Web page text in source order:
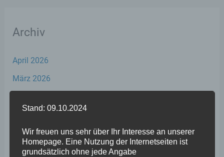
Archiv
April 2026
März 2026
Dezember 2025
November 2025
Stand: 09.10.2024
Wir freuen uns sehr über Ihr Interesse an unserer
Homepage. Eine Nutzung der Internetseiten ist
grundsätzlich ohne jede Angabe